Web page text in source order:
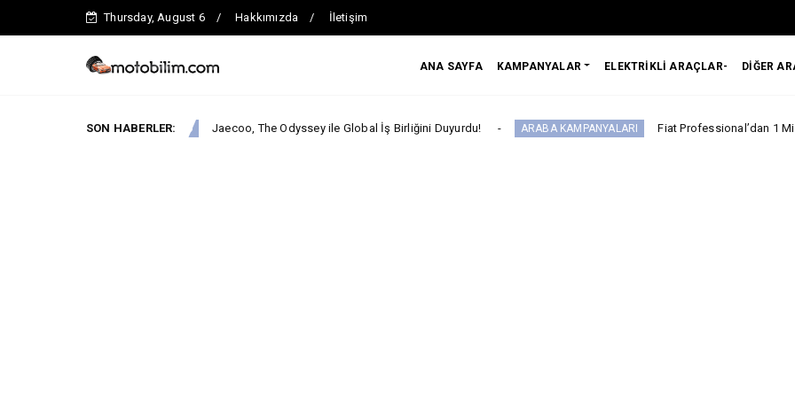
Thursday, August 6 Hakkımızda İletişim
ANA SAYFA KAMPANYALAR ELEKTRİKLİ ARAÇLAR- DİĞER
SON HABERLER:
Jaecoo Jaecoo, The Odyssey ile Global İş Birliğini Duyurdu! ARABA KAMPANYALARI Fiat Professional’dan 1 Milyon tl’ye